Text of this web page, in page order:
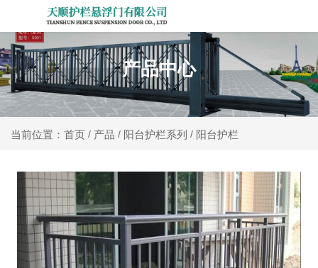
产品中心
当前位置：首页 / 产品 / 阳台护栏系列 / 阳台护栏